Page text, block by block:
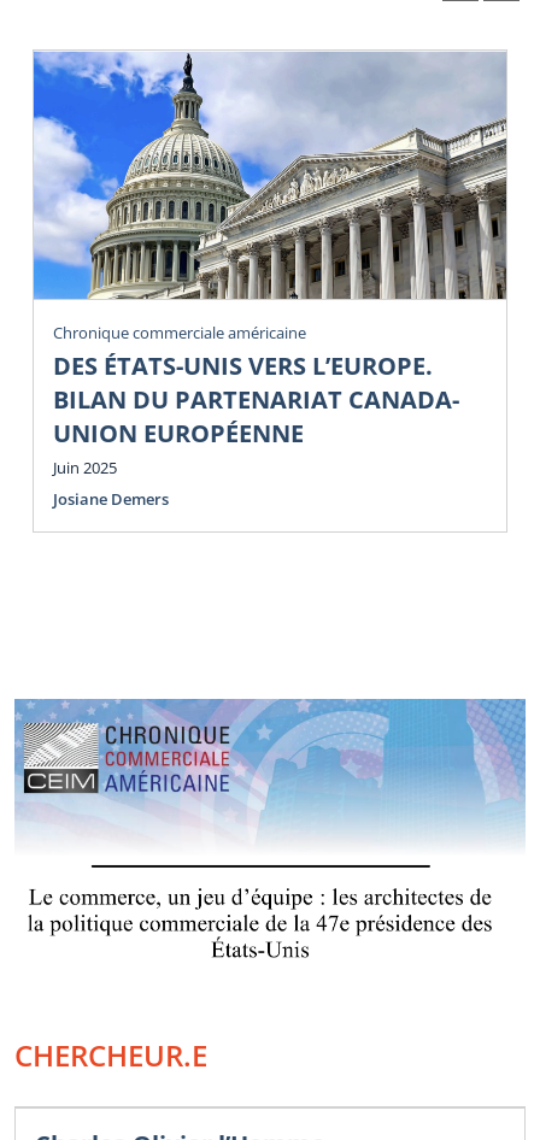
Chronique commerciale américaine
DES ÉTATS-UNIS VERS L’EUROPE.
BILAN DU PARTENARIAT CANADA-
UNION EUROPÉENNE
Juin 2025
Josiane Demers
CHERCHEUR.E